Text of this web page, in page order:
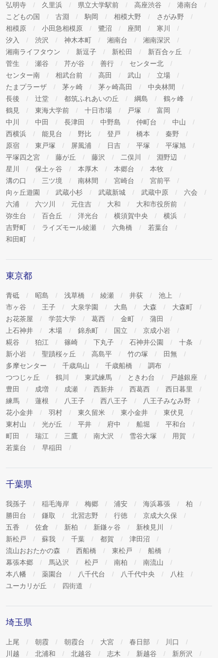
弘明寺 久里浜 県立大学駅前 高座渋谷
港南台
こどもの国
古淵 駒岡 相模大野
さがみ野
相模原
小田急相模原 鷺沼 座間
寒川
汐入
渋沢 神木本町 湘南台
湘南深沢
湘南ライフタウン
新逗子 新松田
新百合ヶ丘
菅生
瀬谷 芹が谷 善行
センター北
センター南
相武台前 高田 武山
立場
たまプラーザ
茅ヶ崎 茅ヶ崎高田
中央林間
長後
辻堂 都筑ふれあいの丘 綱島
鶴ヶ峰
鶴見
東海大学前 十日市場 戸塚
富岡
中川
中田 長津田 中野島 仲町台
中山
西横浜
能見台 野比 登戸 橋本
秦野
原宿
東戸塚 屏風浦 日吉 平塚
平塚旭
平塚四之宮
藤が丘 藤沢 二俣川
淵野辺
星川
保土ヶ谷 本厚木 本郷台
本牧
溝の口
三ツ境 南林間 宮崎台
宮前平
向ヶ丘遊園
武蔵小杉 武蔵新城 武蔵中原
六会
六浦
六ツ川 元住吉 大和
大和市役所前
弥生台
百合丘 洋光台 横須賀中央
横浜
吉野町
ライズモール綾瀬 六角橋
若葉台
和田町
東京都
青砥 昭島 浅草橋 綾瀬 井荻
池上
市ヶ谷
王子 大泉学園 大島 大森
大森町
お花茶屋
学芸大学 葛西 金町
蒲田
上石神井
木場 錦糸町 国立
京成小岩
糀谷
狛江 篠崎 下丸子 石神井公園
十条
新小岩
聖蹟桜ヶ丘 高島平 竹の塚
田無
多摩センター
千歳烏山 千歳船橋
調布
つつじヶ丘
鶴川 東武練馬 ときわ台
戸越銀座
豊田
成増 成瀬 西新井 西葛西
西日暮里
練馬
蓮根 八王子 西八王子
八王子みなみ野
花小金井
羽村 東久留米 東小金井
東伏見
東村山
光が丘 平井 府中 船堀
平和台
町田
瑞江 三鷹 南大沢 雪谷大塚
用賀
若葉台
早稲田
千葉県
我孫子 稲毛海岸 梅郷 浦安 海浜幕張
柏
勝田台
鎌取 北習志野 行徳
京成大久保
五香
佐倉 新柏 新鎌ヶ谷
新検見川
新松戸
蘇我 千葉 都賀
津田沼
流山おおたかの森
西船橋 東松戸
船橋
幕張本郷
馬込沢 松戸 南柏
南流山
本八幡
薬園台 八千代台 八千代中央
八柱
ユーカリが丘
四街道
埼玉県
上尾 朝霞 朝霞台 大宮 春日部
川口
川越
北浦和 北越谷 志木 新越谷
新所沢